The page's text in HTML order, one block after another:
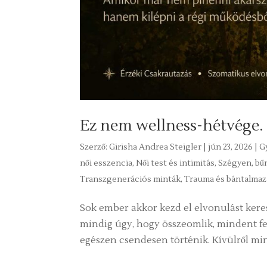
Ez nem wellness-
Szerző:Girisha Andrea Steigler jún 23, 2026 |
női esszencia, Női test és intimitás,Szégyen,
Transzgenerációs minták,Trauma és
Sok ember akkor kezd el elvonulást
mindig úgy, hogy összeomlik, mindent
egészen csendesen történik. Kívülről